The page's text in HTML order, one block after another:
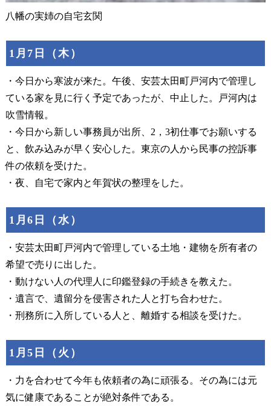
八幡の実姉の自宅玄関
1月7日（木）
・今日から寒波が来た。午後、安芸太田町戸河内で管理し
ている家を見に行く予定であったが、中止した。戸河内は
吹雪情報。
・今日から新しい事務員が出所、2，3初仕事でお願いする
と、飲み込みが早く安心した。東京の人から民事の控訴事
件の依頼を受けた。
・夜、自宅で家内と年賀状の整理をした。
1月6日（水）
・安芸太田町戸河内で管理している土地・建物を所有者の
希望で売りに出した。
・動けない人の代理人に印鑑登録の手続きを教えた。
・遺言で、遺留分を侵害された人と打ち合わせた。
・刑務所に入所している人と、離婚する相談を受けた。
1月5日（火）
・力を合わせて今年も依頼者の為に頑張る。その為には元
気に健康であることが絶対条件である。